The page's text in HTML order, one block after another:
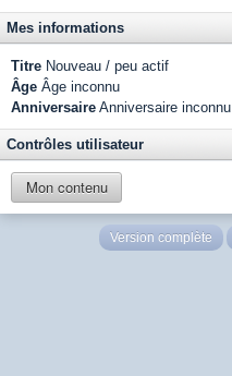
Mes informations
Titre Nouveau / peu actif
Âge Âge inconnu
Anniversaire Anniversaire inconnu
Contrôles utilisateur
Mon contenu
Version complète